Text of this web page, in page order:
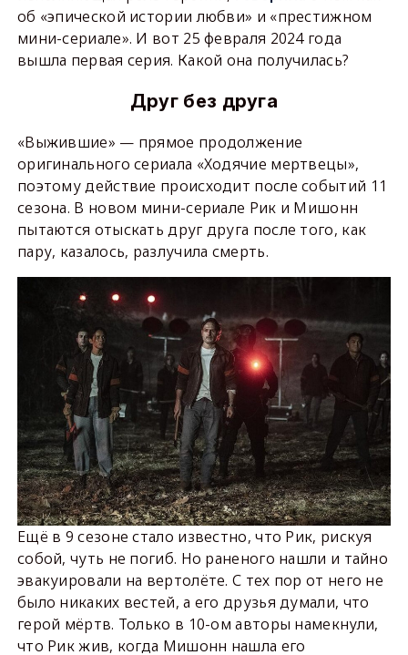
об «эпической истории любви» и «престижном
мини-сериале». И вот 25 февраля 2024 года
вышла первая серия. Какой она получилась?
Друг без друга
«Выжившие» — прямое продолжение
оригинального сериала «Ходячие мертвецы»,
поэтому действие происходит после событий 11
сезона. В новом мини-сериале Рик и Мишонн
пытаются отыскать друг друга после того, как
пару, казалось, разлучила смерть.
Ещё в 9 сезоне стало известно, что Рик, рискуя
собой, чуть не погиб. Но раненого нашли и тайно
эвакуировали на вертолёте. С тех пор от него не
было никаких вестей, а его друзья думали, что
герой мёртв. Только в 10-ом авторы намекнули,
что Рик жив, когда Мишонн нашла его